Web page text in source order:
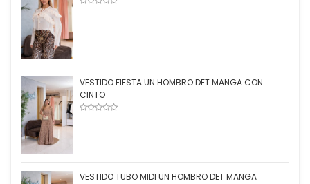
VESTIDO FIESTA UN HOMBRO DET MANGA CON
CINTO
VESTIDO TUBO MIDI UN HOMBRO DET MANGA